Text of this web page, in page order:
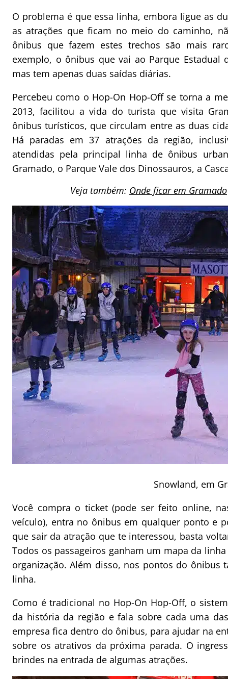
O problema é que essa linha, embora ligue as
as atrações que ficam no meio do caminho,
ônibus que fazem estes trechos são mais
exemplo, o ônibus que vai ao Parque Estadual
mas tem apenas duas saídas diárias.
Percebeu como o Hop-On Hop-Off se torna a
2013, facilitou a vida do turista que visita
ônibus turísticos, que circulam entre as duas
Há paradas em 37 atrações da região,
atendidas pela principal linha de ônibus
Gramado, o Parque Vale dos Dinossauros, a
Veja também: Onde ficar em Gramado
Snowland, em
Você compra o ticket (pode ser feito online,
veículo), entra no ônibus em qualquer ponto e
que sair da atração que te interessou, basta
Todos os passageiros ganham um mapa da
organização. Além disso, nos pontos do
linha.
Como é tradicional no Hop-On Hop-Off, o
da história da região e fala sobre cada uma
empresa fica dentro do ônibus, para ajudar na
sobre os atrativos da próxima parada. O
brindes na entrada de algumas atrações.